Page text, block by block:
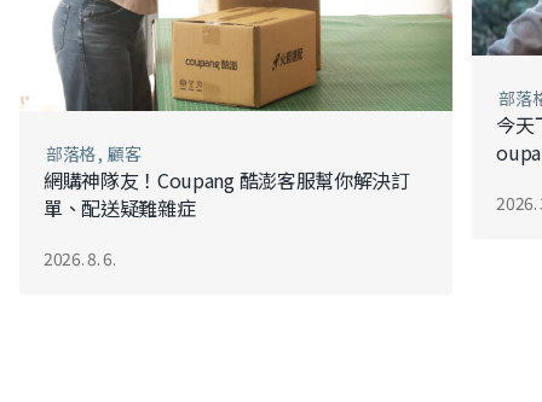
部落格 顧客
網購神隊友！Coupang 酷澎客服幫你解決訂
單、配送疑難雜症
2026. 8. 6.
部落
今天
2026.